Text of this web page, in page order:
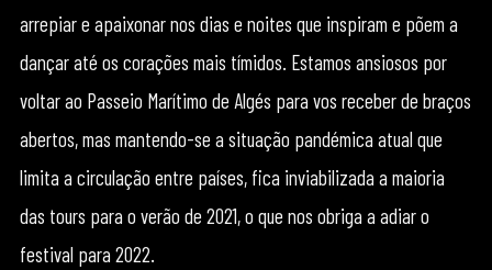
arrepiar e apaixonar nos dias e noites que inspiram e põem a
dançar até os corações mais tímidos. Estamos ansiosos por
voltar ao Passeio Marítimo de Algés para vos receber de braços
abertos, mas mantendo-se a situação pandémica atual que
limita a circulação entre países, fica inviabilizada a maioria
das tours para o verão de 2021, o que nos obriga a adiar o
festival para 2022.